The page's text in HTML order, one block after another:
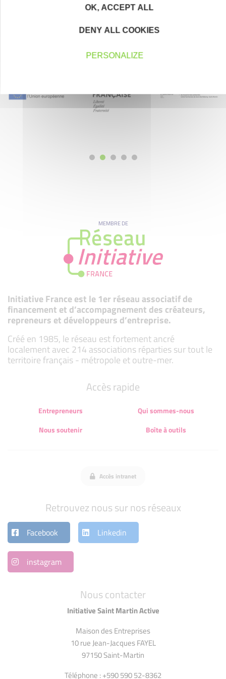
MEMBRE DE
Initiative France est le 1er réseau associatif de
financement et d’accompagnement des créateurs,
repreneurs et développeurs d’entreprise.
Créé en 1985, le réseau est fortement ancré
localement avec 214 associations réparties sur tout le
territoire français - métropole et outre-mer.
Nous contacter
Initiative Saint Martin Active
Maison des Entreprises
10 rue Jean-Jacques FAYEL
97150 Saint-Martin
Téléphone : +590 590 52-8362
Accès rapide
Entrepreneurs
Qui sommes-nous
Nous soutenir
Boîte à outils
Accès intranet
Retrouvez nous sur nos réseaux
Facebook Linkedin
instagram
OK, ACCEPT ALL
DENY ALL COOKIES
PERSONALIZE